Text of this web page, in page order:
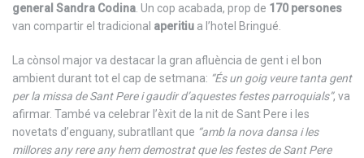
general Sandra Codina . Un cop acabada, prop de 170 persones
van compartir el tradicional aperitiu a l’hotel Bringué.
La cònsol major va destacar la gran afluència de gent i el bon
ambient durant tot el cap de setmana: “És un goig veure tanta gent
per la missa de Sant Pere i gaudir d’aquestes festes parroquials”, va
afirmar. També va celebrar l’èxit de la nit de Sant Pere i les
novetats d’enguany, subratllant que “amb la nova dansa i les
millores any rere any hem demostrat que les festes de Sant Pere